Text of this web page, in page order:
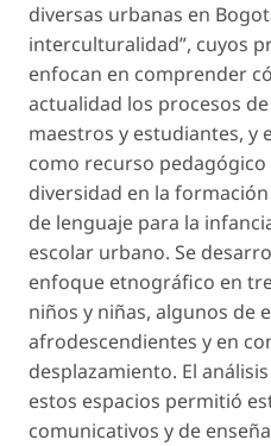
diversas urbanas en
interculturalidad”, cuyos
enfocan en comprender
actualidad los procesos
maestros y estudiantes, y
como recurso pedagógico
diversidad en la
de lenguaje para la
escolar urbano. Se
enfoque etnográfico en
niños y niñas, algunos de
afrodescendientes y en
desplazamiento. El
estos espacios permitió
comunicativos y de